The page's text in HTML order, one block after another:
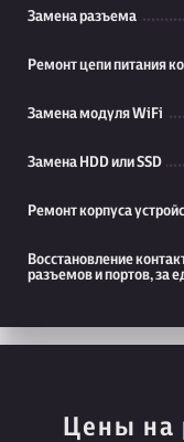
Замена разъема
Ремонт цепи питания
Замена модуля WiFi
Замена HDD или SSD
Ремонт корпуса
Восстановление
разъемов и портов, за
Цены на